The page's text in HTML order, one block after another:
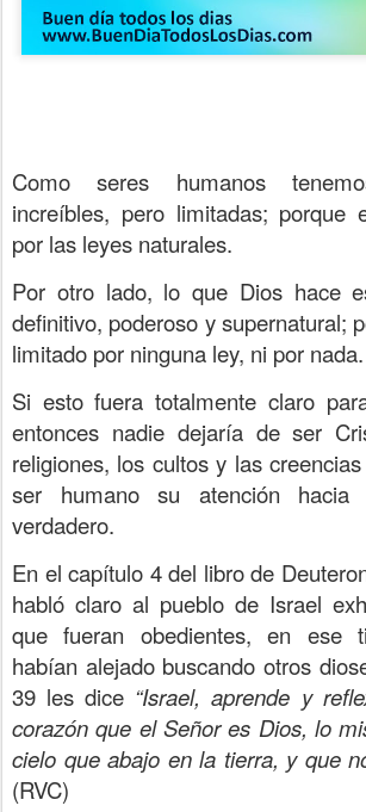
Como seres humanos
increíbles, pero limitadas; porque
por las leyes naturales.
Por otro lado, lo que Dios hace
definitivo, poderoso y supernatural;
limitado por ninguna ley, ni por nada.
Si esto fuera totalmente claro
entonces nadie dejaría de ser
religiones, los cultos y las
ser humano su atención
verdadero.
En el capítulo 4 del libro de
habló claro al pueblo de Israel
que fueran obedientes, en ese
habían alejado buscando otros
39 les dice “Israel, aprende y
corazón que el Señor es Dios, lo
cielo que abajo en la tierra, y que
(RVC)